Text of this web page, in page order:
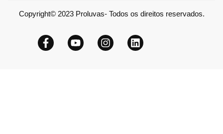
Copyright© 2023 Proluvas- Todos os direitos reservados.